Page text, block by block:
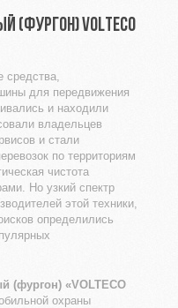
(ФУРГОН) VOLTECO
для передвижения
и находили
владельцев
и стали
по территориям
чистота
Но узкий спектр
этой техники,
определились
(фургон) «VOLTECO
охраны